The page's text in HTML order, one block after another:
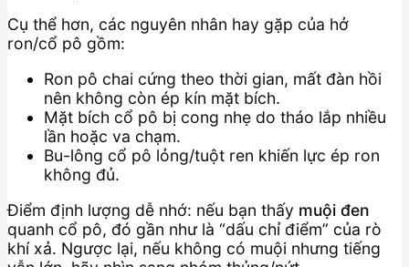
Cụ thể hơn, các nguyên nhân hay gặp của hở
ron/cổ pô gồm:
Ron pô chai cứng theo thời gian, mất đàn hồi
nên không còn ép kín mặt bích.
Mặt bích cổ pô bị cong nhẹ do tháo lắp nhiều
lần hoặc va chạm.
Bu-lông cổ pô lỏng/tuột ren khiến lực ép ron
không đủ.
Điểm định lượng dễ nhớ: nếu bạn thấy muội đen
quanh cổ pô, đó gần như là “dấu chỉ điểm” của rò
khí xả. Ngược lại, nếu không có muội nhưng tiếng